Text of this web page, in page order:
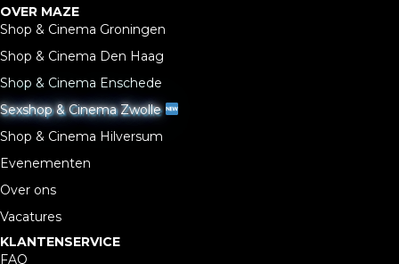
OVER MAZE
Shop & Cinema Groningen
Shop & Cinema Den Haag
Shop & Cinema Enschede
Sexshop & Cinema Zwolle
Shop & Cinema Hilversum
Evenementen
Over ons
Vacatures
KLANTENSERVICE
FAQ